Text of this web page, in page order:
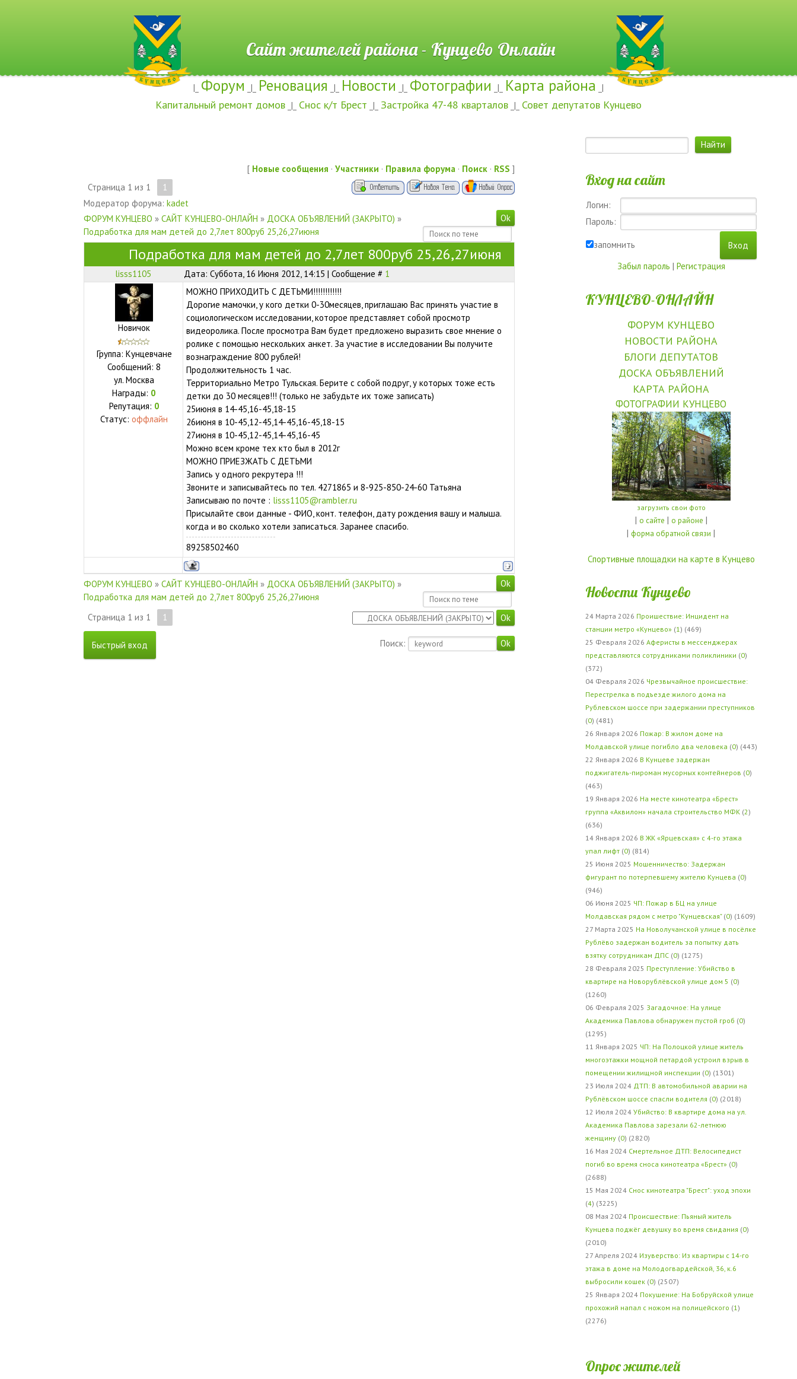
Сайт жителей района - Кунцево Онлайн
|_ Форум _|_ Реновация _|_ Новости _|_ Фотографии _|_ Карта района _|
Капитальный ремонт домов _|_ Снос к/т Брест _|_ Застройка 47-48 кварталов _|_ Совет депутатов Кунцево
[ Новые сообщения · Участники · Правила форума · Поиск · RSS ]
Страница 1 из 1
1
Модератор форума: kadet
ФОРУМ КУНЦЕВО » САЙТ КУНЦЕВО-ОНЛАЙН » ДОСКА ОБЪЯВЛЕНИЙ (ЗАКРЫТО) »
Подработка для мам детей до 2,7лет 800руб 25,26,27июня
Подработка для мам детей до 2,7лет 800руб 25,26,27июня
lisss1105 Дата: Суббота, 16 Июня 2012, 14:15 | Сообщение # 1
Новичок
Группа: Кунцевчане
Сообщений:8
ул.Москва
Награды: 0
Репутация: 0
Статус:оффлайн
МОЖНО ПРИХОДИТЬ С ДЕТЬМИ!!!!!!!!!!!!
Дорогие мамочки, у кого детки 0-30месяцев, приглашаю Вас принять участие в
социологическом исследовании, которое представляет собой просмотр
видеоролика. После просмотра Вам будет предложено выразить свое мнение о
ролике с помощью нескольких анкет. За участие в исследовании Вы получите
вознаграждение 800 рублей!
Продолжительность 1 час.
Территориально Метро Тульская. Берите с собой подруг, у которых тоже есть
детки до 30 месяцев!!! (только не забудьте их тоже записать)
25июня в 14-45,16-45,18-15
26июня в 10-45,12-45,14-45,16-45,18-15
27июня в 10-45,12-45,14-45,16-45
Можно всем кроме тех кто был в 2012г
МОЖНО ПРИЕЗЖАТЬ С ДЕТЬМИ
Запись у одного рекрутера !!!
Звоните и записывайтесь по тел. 4271865 и 8-925-850-24-60 Татьяна
Записываю по почте : lisss1105@rambler.ru
Присылайте свои данные - ФИО, конт. телефон, дату рождения вашу и малыша.
когда и во сколько хотели записаться. Заранее спасибо.
89258502460
ФОРУМ КУНЦЕВО » САЙТ КУНЦЕВО-ОНЛАЙН » ДОСКА ОБЪЯВЛЕНИЙ (ЗАКРЫТО) »
Подработка для мам детей до 2,7лет 800руб 25,26,27июня
Страница 1 из 1 1
Поиск:
Вход на сайт
Логин:
Пароль:
запомнить
Забыл пароль | Регистрация
КУНЦЕВО-ОНЛАЙН
ФОРУМ КУНЦЕВО
НОВОСТИ РАЙОНА
БЛОГИ ДЕПУТАТОВ
ДОСКА ОБЪЯВЛЕНИЙ
КАРТА РАЙОНА
ФОТОГРАФИИ КУНЦЕВО
загрузить свои фото
| о сайте | о районе |
|форма обратной связи |
Спортивные площадки на карте в Кунцево
Новости Кунцево
24 Марта 2026 Проишествие: Инцидент на
станции метро «Кунцево» (1) (469)
25 Февраля 2026 Аферисты в мессенджерах
представляются сотрудниками поликлиники (0)
(372)
04 Февраля 2026 Чрезвычайное происшествие:
Перестрелка в подъезде жилого дома на
Рублевском шоссе при задержании преступников
(0) (481)
26 Января 2026 Пожар: В жилом доме на
Молдавской улице погибло два человека (0) (443)
22 Января 2026 В Кунцеве задержан
поджигатель-пироман мусорных контейнеров (0)
(463)
19 Января 2026 На месте кинотеатра «Брест»
группа «Аквилон» начала строительство МФК (2)
(636)
14 Января 2026 В ЖК «Ярцевская» с 4-го этажа
упал лифт (0) (814)
25 Июня 2025 Мошенничество: Задержан
фигурант по потерпевшему жителю Кунцева (0)
(946)
06 Июня 2025 ЧП: Пожар в БЦ на улице
Молдавская рядом с метро "Кунцевская" (0) (1609)
27 Марта 2025 На Новолучанской улице в посёлке
Рублёво задержан водитель за попытку дать
взятку сотрудникам ДПС (0) (1275)
28 Февраля 2025 Преступление: Убийство в
квартире на Новорублёвской улице дом 5 (0)
(1260)
06 Февраля 2025 Загадочное: На улице
Академика Павлова обнаружен пустой гроб (0)
(1295)
11 Января 2025 ЧП: На Полоцкой улице житель
многоэтажки мощной петардой устроил взрыв в
помещении жилищной инспекции (0) (1301)
23 Июля 2024 ДТП: В автомобильной аварии на
Рублёвском шоссе спасли водителя (0) (2018)
12 Июля 2024 Убийство: В квартире дома на ул.
Академика Павлова зарезали 62-летнюю
женщину (0) (2820)
16 Мая 2024 Смертельное ДТП: Велосипедист
погиб во время сноса кинотеатра «Брест» (0)
(2688)
15 Мая 2024 Снос кинотеатра "Брест": уход эпохи
(4) (3225)
08 Мая 2024 Происшествие: Пьяный житель
Кунцева поджёг девушку во время свидания (0)
(2010)
27 Апреля 2024 Изуверство: Из квартиры с 14-го
этажа в доме на Молодогвардейской, 36, к.6
выбросили кошек (0) (2507)
25 Января 2024 Покушение: На Бобруйской улице
прохожий напал с ножом на полицейского (1)
(2276)
Опрос жителей